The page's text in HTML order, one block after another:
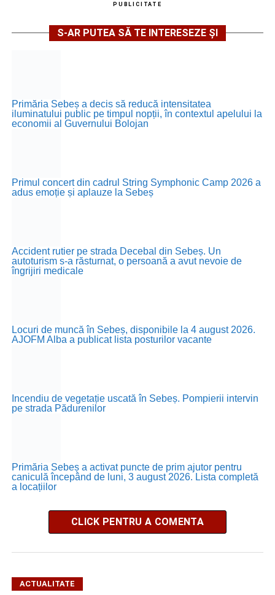
PUBLICITATE
S-AR PUTEA SĂ TE INTERESEZE ȘI
Primăria Sebeș a decis să reducă intensitatea
iluminatului public pe timpul nopții, în contextul apelului la
economii al Guvernului Bolojan
Primul concert din cadrul String Symphonic Camp 2026 a
adus emoție și aplauze la Sebeș
Accident rutier pe strada Decebal din Sebeș. Un
autoturism s-a răsturnat, o persoană a avut nevoie de
îngrijiri medicale
Locuri de muncă în Sebeș, disponibile la 4 august 2026.
AJOFM Alba a publicat lista posturilor vacante
Incendiu de vegetație uscată în Sebeș. Pompierii intervin
pe strada Pădurenilor
Primăria Sebeș a activat puncte de prim ajutor pentru
caniculă începând de luni, 3 august 2026. Lista completă
a locațiilor
CLICK PENTRU A COMENTA
ACTUALITATE